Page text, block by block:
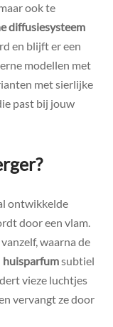
ook te
diffusiesysteem
en blijft er een
modellen met
met sierlijke
past bij jouw
ontwikkelde
door een vlam.
waarna de
huisparfumsubtiel
vieze luchtjes
vervangt ze door